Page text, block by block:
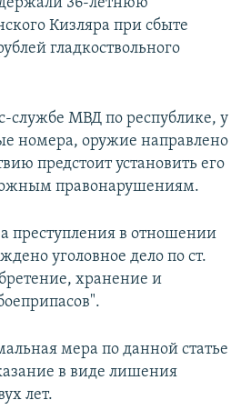
36-летнюю
Кизляра при сбыте
гладкоствольного
службе МВД по республике, у
номера, оружие направлено
предстоит установить его
правонарушениям.
преступления в отношении
уголовное дело по ст.
хранение и
мера по данной статье
в виде лишения
лет.